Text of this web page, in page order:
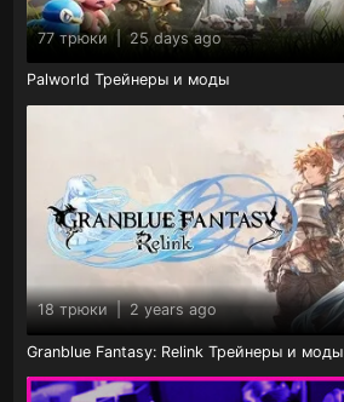
77 трюки 25 days ago
Palworld Трейнеры и моды
18 трюки | 2 years ago
Granblue Fantasy: Relink Трейнеры и моды